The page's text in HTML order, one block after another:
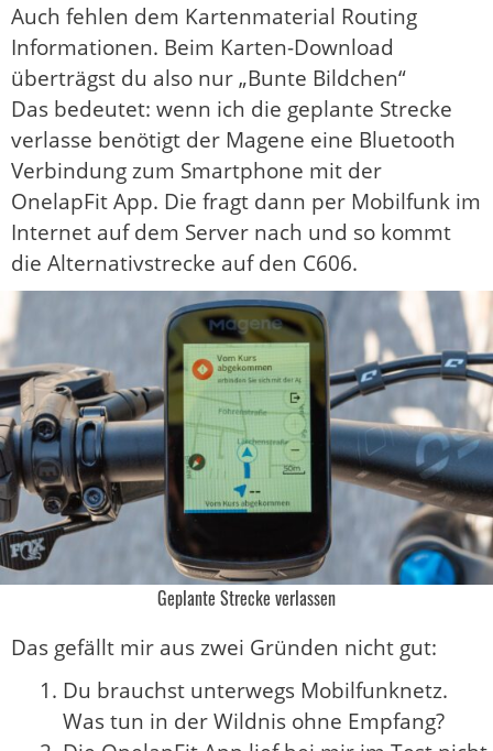
Auch fehlen dem Kartenmaterial Routing
Informationen. Beim Karten-Download
überträgst du also nur „Bunte Bildchen“
Das bedeutet: wenn ich die geplante Strecke
verlasse benötigt der Magene eine Bluetooth
Verbindung zum Smartphone mit der
OnelapFit App. Die fragt dann per Mobilfunk im
Internet auf dem Server nach und so kommt
die Alternativstrecke auf den C606.
Geplante Strecke verlassen
Das gefällt mir aus zwei Gründen nicht gut:
Du brauchst unterwegs Mobilfunknetz.
Was tun in der Wildnis ohne Empfang?